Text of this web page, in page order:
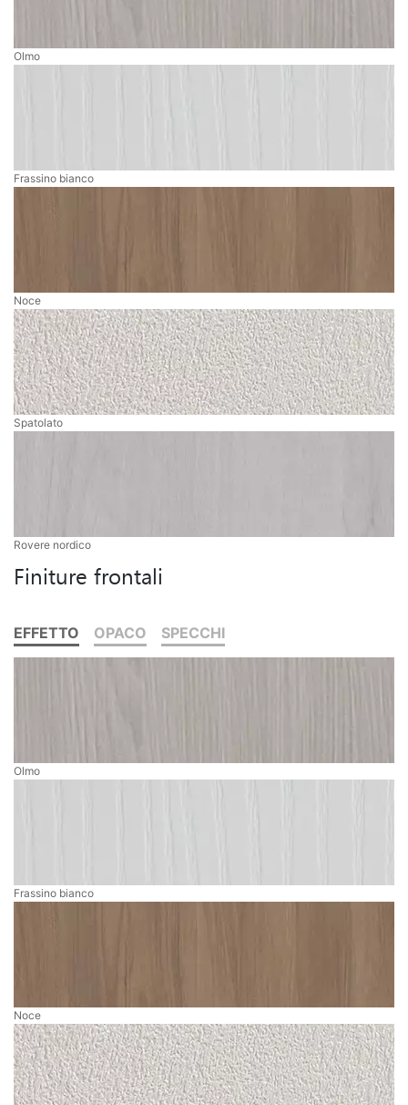
Olmo
Frassino bianco
Noce
Spatolato
Rovere nordico
Finiture frontali
EFFETTO OPACO SPECCHI
Olmo
Frassino bianco
Noce